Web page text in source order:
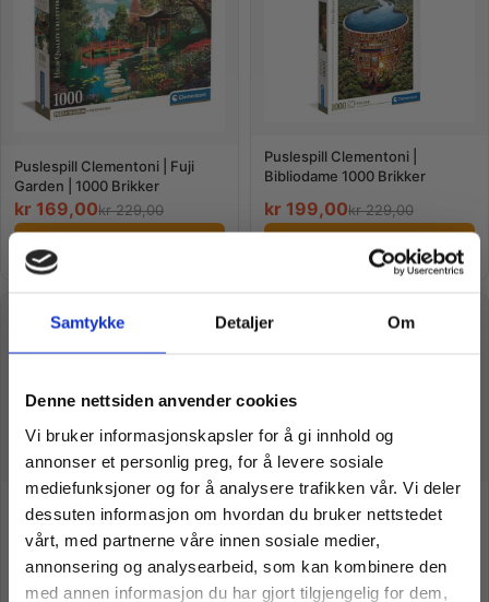
Samtykke Detaljer Om
Denne nettsiden anvender cookies
Vi bruker informasjonskapsler for å gi innhold og
annonser et personlig preg, for å levere sosiale
mediefunksjoner og for å analysere trafikken vår. Vi deler
dessuten informasjon om hvordan du bruker nettstedet
vårt, med partnerne våre innen sosiale medier,
annonsering og analysearbeid, som kan kombinere den
med annen informasjon du har gjort tilgjengelig for dem,
Puslespill Clementoni | Fuji
Garden | 1000 Brikker
kr 169,00kr229,00
Puslespill Clementoni |
Bibliodame 1000 Brikker
kr 199,00kr229,00
Legg i handlekurv
TILBUD
Puslespill Clementoni | Dubai
1000 Brikker
kr169,00 kr229,00
Legg i handlekurv
Santorini 1000 Brikker
kr169,00kr229,00
Vil du ha
10% Rabatt?
Meld deg på vårt nyhetsbrev og motta
gode tilbud og produktinformasjon fra
oss¢!